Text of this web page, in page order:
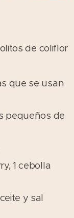
de coliflor
que se usan
pequeños de
1 cebolla
y sal